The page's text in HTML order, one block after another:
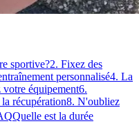
sportive?2. Fixez des
personnalisé4. La
votre équipement6.
récupération8. N'oubliez
Quelle est la durée